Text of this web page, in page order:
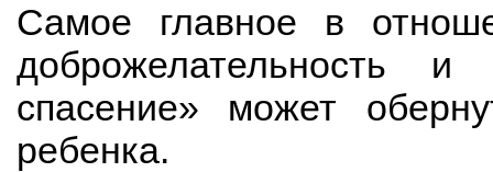
Самое главное в
доброжелательность
спасение» может
ребенка.